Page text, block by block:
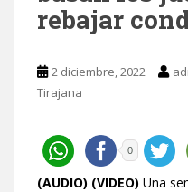
rebajar
2 diciembre, 2022
Tirajana
0
(AUDIO) (VIDEO) Una